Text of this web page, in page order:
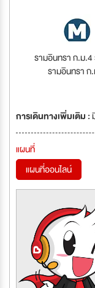
รามอินทรา ก.ม
รามอินทรา ก
การเดินทางเพิ่มเติม :
แผนที่
แผนที่ออนไลน์